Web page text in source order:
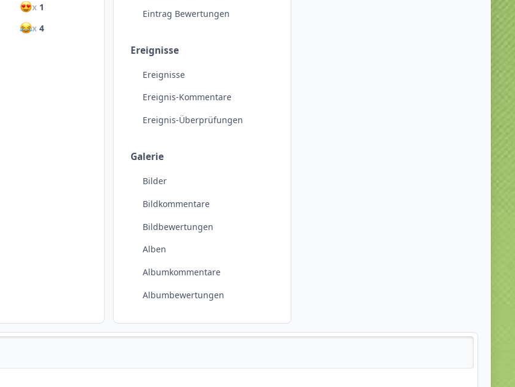
x1
x4
Eintrag Bewertungen
Ereignisse
Ereignisse
Ereignis-Kommentare
Ereignis-Überprüfungen
Galerie
Bilder
Bildkommentare
Bildbewertungen
Alben
Albumkommentare
Albumbewertungen